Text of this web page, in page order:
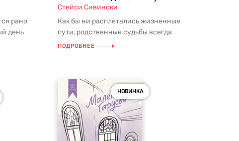
рано
день
подарка
Стейси Сивински
Как бы ни расплетались жизненные
пути, родственные судьбы всегда
найдут способ встретиться вновь.Не...
ПОДРОБНЕЕ
НОВИНКА